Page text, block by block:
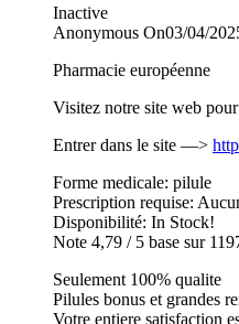
Inactive
Anonymous On03/04/
Pharmacie européenne
Visitez notre site web
Entrer dans le site —>
Forme medicale: pilule
Prescription requise:
Disponibilité: In Stock!
Note 4,79 / 5 base sur
Seulement 100% qualite
Pilules bonus et grandes
Votre entiere satisfaction